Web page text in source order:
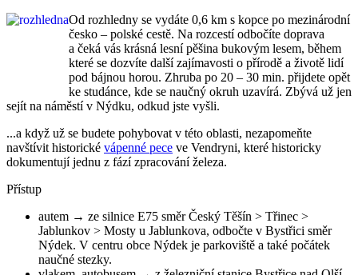
Od rozhledny se vydáte 0,6 km s kopce po mezinárodní
česko – polské cestě. Na rozcestí odbočíte doprava
a čeká vás krásná lesní pěšina bukovým lesem, během
které se dozvíte další zajímavosti o přírodě a životě lidí
pod bájnou horou. Zhruba po 20 – 30 min. přijdete opět
ke studánce, kde se naučný okruh uzavírá. Zbývá už jen
sejít na náměstí v Nýdku, odkud jste vyšli.
...a když už se budete pohybovat v této oblasti, nezapomeňte
navštívit historické vápenné pece ve Vendryni, které historicky
dokumentují jednu z fází zpracování železa.
Přístup
autem → ze silnice E75 směr Český Těšín > Třinec >
Jablunkov > Mosty u Jablunkova, odbočte v Bystřici směr
Nýdek. V centru obce Nýdek je parkoviště a také počátek
naučné stezky.